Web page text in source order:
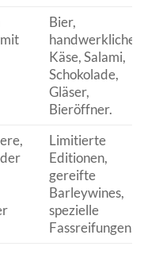
Bier,
handwerklicher
Käse, Salami,
Schokolade,
Gläser,
Bieröffner.
Limitierte
Editionen,
gereifte
Barleywines,
spezielle
Fassreifungen.